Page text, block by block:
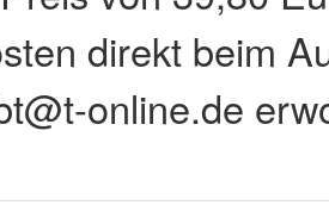
direkt beim
online.de